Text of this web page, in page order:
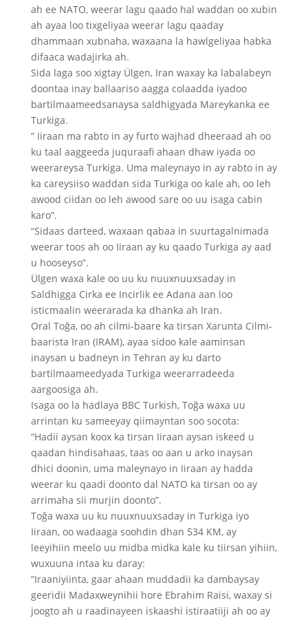
ah ee NATO, weerar lagu qaado hal waddan oo xubin
ah ayaa loo tixgeliyaa weerar lagu qaaday
dhammaan xubnaha, waxaana la hawlgeliyaa habka
difaaca wadajirka ah.
Sida laga soo xigtay Ülgen, Iran waxay ka labalabeyn
doontaa inay ballaariso aagga colaadda iyadoo
bartilmaameedsanaysa saldhigyada Mareykanka ee
Turkiga.
” Iiraan ma rabto in ay furto wajhad dheeraad ah oo
ku taal aaggeeda juquraafi ahaan dhaw iyada oo
weerareysa Turkiga. Uma maleynayo in ay rabto in ay
ka careysiiso waddan sida Turkiga oo kale ah, oo leh
awood ciidan oo leh awood sare oo uu isaga cabin
karo”.
“Sidaas darteed, waxaan qabaa in suurtagalnimada
weerar toos ah oo Iiraan ay ku qaado Turkiga ay aad
u hooseyso”.
Ülgen waxa kale oo uu ku nuuxnuuxsaday in
Saldhigga Cirka ee Incirlik ee Adana aan loo
isticmaalin weerarada ka dhanka ah Iran.
Oral Toğa, oo ah cilmi-baare ka tirsan Xarunta Cilmi-
baarista Iran (IRAM), ayaa sidoo kale aaminsan
inaysan u badneyn in Tehran ay ku darto
bartilmaameedyada Turkiga weerarradeeda
aargoosiga ah.
Isaga oo la hadlaya BBC Turkish, Toğa waxa uu
arrintan ku sameeyay qiimayntan soo socota:
“Hadii aysan koox ka tirsan Iiraan aysan iskeed u
qaadan hindisahaas, taas oo aan u arko inaysan
dhici doonin, uma maleynayo in Iiraan ay hadda
weerar ku qaadi doonto dal NATO ka tirsan oo ay
arrimaha sii murjin doonto”.
Toğa waxa uu ku nuuxnuuxsaday in Turkiga iyo
Iiraan, oo wadaaga soohdin dhan 534 KM, ay
leeyihiin meelo uu midba midka kale ku tiirsan yihiin,
wuxuuna intaa ku daray:
“Iraaniyiinta, gaar ahaan muddadii ka dambaysay
geeridii Madaxweynihii hore Ebrahim Raisi, waxay si
joogto ah u raadinayeen iskaashi istiraatiiji ah oo ay